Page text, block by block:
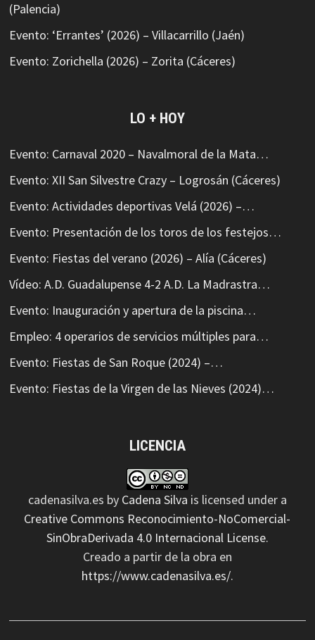
(Palencia)
Evento: ‘Errantes’ (2026) – Villacarrillo (Jaén)
Evento: Zorichella (2026) – Zorita (Cáceres)
LO + HOY
Evento: Carnaval 2020 – Navalmoral de la Mata…
Evento: XII San Silvestre Crazy – Logrosán (Cáceres)
Evento: Actividades deportivas Velá (2026) –…
Evento: Presentación de los toros de los festejos…
Evento: Fiestas del verano (2026) – Alía (Cáceres)
Vídeo: A.D. Guadalupense 4-2 A.D. La Madrastra…
Evento: Inauguración y apertura de la piscina…
Empleo: 4 operarios de servicios múltiples para…
Evento: Fiestas de San Roque (2024) –…
Evento: Fiestas de la Virgen de las Nieves (2024)…
LICENCIA
cadenasilva.es by Cadena Silva is licensed under a
Creative Commons Reconocimiento-NoComercial-
SinObraDerivada 4.0 Internacional License.
Creado a partir de la obra en
https://www.cadenasilva.es/.